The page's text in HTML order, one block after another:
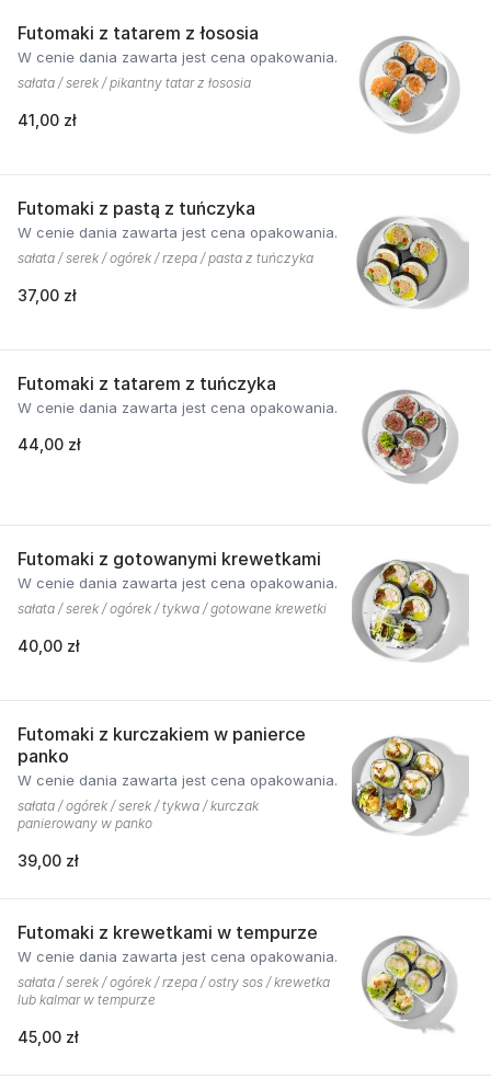
Futomaki z tatarem z łososia
W cenie dania zawarta jest cena opakowania.
sałata / serek / pikantny tatar z łososia
41,00 zł
Futomaki z pastą z tuńczyka
W cenie dania zawarta jest cena opakowania.
sałata / serek / ogórek / rzepa / pasta z tuńczyka
37,00 zł
Futomaki z tatarem z tuńczyka
W cenie dania zawarta jest cena opakowania.
44,00 zł
Futomaki z gotowanymi krewetkami
W cenie dania zawarta jest cena opakowania.
sałata / serek / ogórek / tykwa / gotowane krewetki
40,00 zł
Futomaki z kurczakiem w panierce
panko
W cenie dania zawarta jest cena opakowania.
sałata / ogórek / serek / tykwa / kurczak
panierowany w panko
39,00 zł
Futomaki z krewetkami w tempurze
W cenie dania zawarta jest cena opakowania.
sałata / serek / ogórek / rzepa / ostry sos / krewetka
lub kalmar w tempurze
45,00 zł